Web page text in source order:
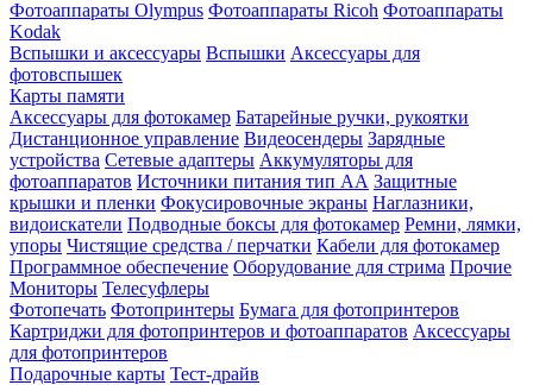
Фотоаппараты Olympus Фотоаппараты Ricoh Фотоаппараты
Kodak
Вспышки и аксессуары Вспышки Аксессуары для
фотовспышек
Карты памяти
Аксессуары для фотокамер Батарейные ручки, рукоятки
Дистанционное управление Видеосендеры Зарядные
устройства Сетевые адаптеры Аккумуляторы для
фотоаппаратов Источники питания тип АА Защитные
крышки и пленки Фокусировочные экраны Наглазники,
видоискатели Подводные боксы для фотокамер Ремни, лямки,
упоры Чистящие средства / перчатки Кабели для фотокамер
Программное обеспечение Оборудование для стрима Прочие
Мониторы Телесуфлеры
Фотопечать Фотопринтеры Бумага для фотопринтеров
Картриджи для фотопринтеров и фотоаппаратов Аксессуары
для фотопринтеров
Подарочные карты Тест-драйв